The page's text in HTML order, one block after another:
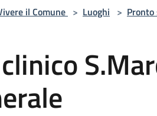
il Comune > Luoghi > Pronto